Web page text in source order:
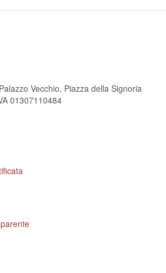
Vecchio, Piazza della Signoria
01307110484